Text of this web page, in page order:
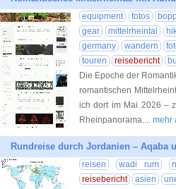
equipment fotos
gear
mittelrheintal
germany
wandern
touren
reisebericht
Die Epoche der
romantischen
ich dort im Mai 2026 –
Rheinpanorama.... mehr
Rundreise durch Jordanien – Aqaba
reisen wadi rum
reisebericht
asien